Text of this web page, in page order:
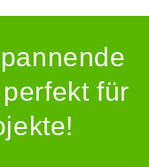
für